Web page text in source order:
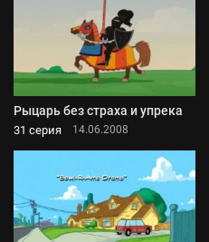
Рыцарь без страха и упрека
31 серия 14.06.2008